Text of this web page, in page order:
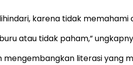
karena tidak memahami
atau tidak paham,”
literasi